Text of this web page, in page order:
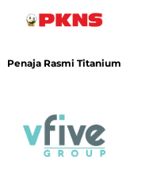
Penaja Rasmi Titanium